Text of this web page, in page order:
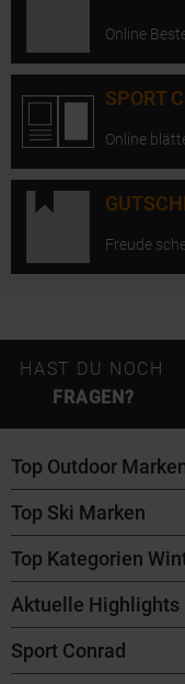
Online
SPORT
Online
Freude
HAST DU NOCH
FRAGEN?
Top Outdoor
Patagonia
Maloja
Salomon
Icebreaker
Top Ski Marken
ATK Bindungen
K2 Ski
Völkl Ski
Top Kategorien
Ski
Skitouren Ski
Aktuelle Highlights
Maloja
Sport Conrad